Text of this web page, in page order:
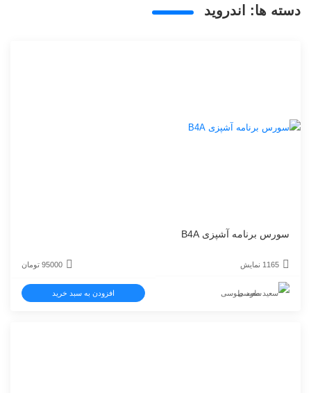
دسته ها: اندروید
سورس برنامه آشپزی B4A
1165 نمایش 95000 تومان
سعید طوسی افزودن به سبد خرید